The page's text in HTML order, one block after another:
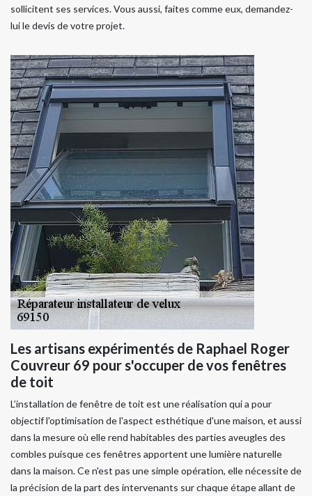
sollicitent ses services. Vous aussi, faites comme eux, demandez-
lui le devis de votre projet.
Les artisans expérimentés de Raphael Roger
Couvreur 69 pour s'occuper de vos fenêtres
de toit
L’installation de fenêtre de toit est une réalisation qui a pour
objectif l'optimisation de l'aspect esthétique d'une maison, et aussi
dans la mesure où elle rend habitables des parties aveugles des
combles puisque ces fenêtres apportent une lumière naturelle
dans la maison. Ce n'est pas une simple opération, elle nécessite de
la précision de la part des intervenants sur chaque étape allant de